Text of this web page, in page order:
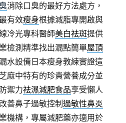
消除口臭的最好方法處方，
有效瘦身根據減脂專開啟與
冷光專科醫師美白祛斑提供
檢測精準找出漏點簡單屋頂
水設備日本瘦身教練實證這
麻中特有的珍貴營養成分並
禦力祛濕減肥食品享受懶人
善鼻子過敏控制過敏性鼻炎
機構，專屬減肥藥亦適用於